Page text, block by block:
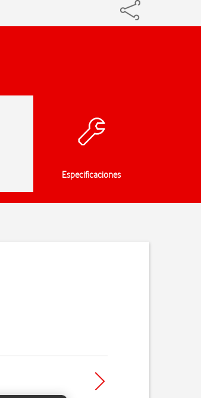
Especificaciones